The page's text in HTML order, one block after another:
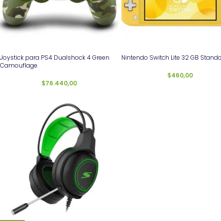
Joystick para PS4 Dualshock 4 Green
Camouflage
$76.440,00
Nintendo Switch Lite 32 GB
$460,00